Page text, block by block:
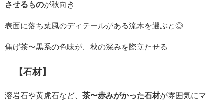
させるものが秋向き
表面に落ち葉風のディテールがある流木を選ぶと◎
焦げ茶〜黒系の色味が、秋の深みを際立たせる
【石材】
溶岩石や黄虎石など、 茶〜赤みがかった石材が雰囲気にマ